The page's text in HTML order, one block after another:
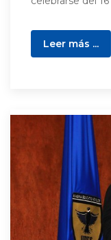
Leer más ...